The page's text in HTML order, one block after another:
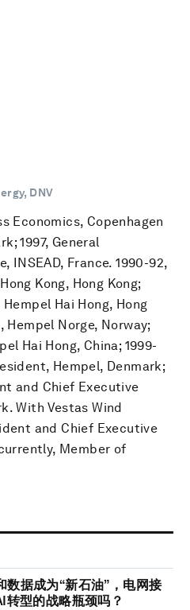
DNV
Economics, Copenhagen
1997, General
INSEAD, France. 1990-92,
Kong, Hong Kong;
Hai Hong, Hong
Hempel Norge, Norway;
Hai Hong, China; 1999-
Hempel, Denmark;
and Chief Executive
With Vestas Wind
and Chief Executive
Member of
数据成为“新石油”，电网接
转型的战略瓶颈吗？